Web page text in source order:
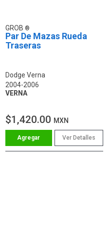
GROB
Par De Mazas Rueda
Traseras
Dodge Verna
2004-2006
VERNA
$1,420.00 MXN
Ver Detalles